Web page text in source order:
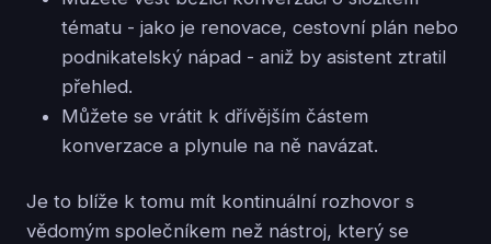
tématu - jako je renovace, cestovní plán nebo
podnikatelský nápad - aniž by asistent ztratil
přehled.
Můžete se vrátit k dřívějším částem
konverzace a plynule na ně navázat.
Je to blíže k tomu mít kontinuální rozhovor s
vědomým společníkem než nástroj, který se